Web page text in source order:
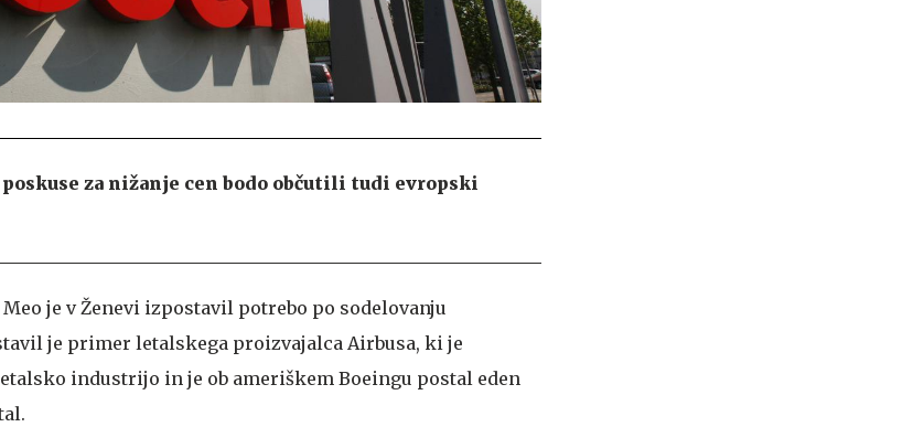
za nižanje cen bodo občutili tudi evropski
je v Ženevi izpostavil potrebo po sodelovanju
je primer letalskega proizvajalca Airbusa, ki je
industrijo in je ob ameriškem Boeingu postal eden